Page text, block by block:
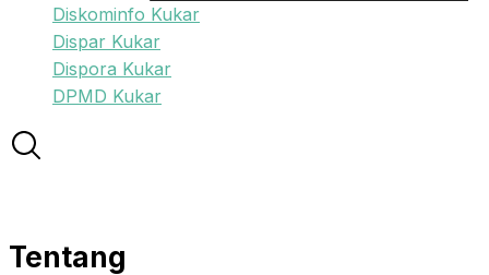
Diskominfo Kukar
Dispar Kukar
Dispora Kukar
DPMD Kukar
Tentang